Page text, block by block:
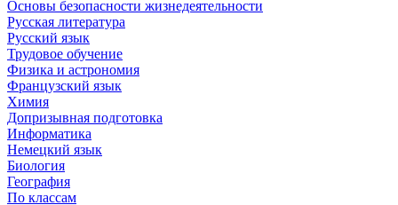
Основы безопасности жизнедеятельности
Русская литература
Русский язык
Трудовое обучение
Физика и астрономия
Французский язык
Химия
Допризывная подготовка
Информатика
Немецкий язык
Биология
География
По классам